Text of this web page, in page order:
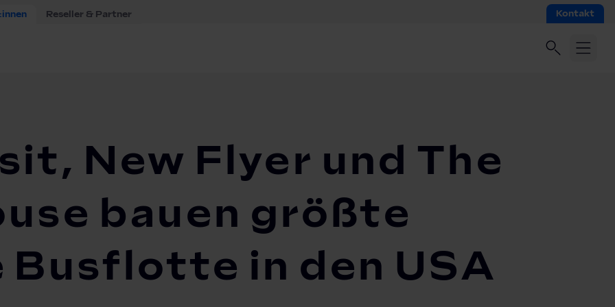
Reseller & Partner Kontakt
New Flyer und The
bauen größte
in den USA